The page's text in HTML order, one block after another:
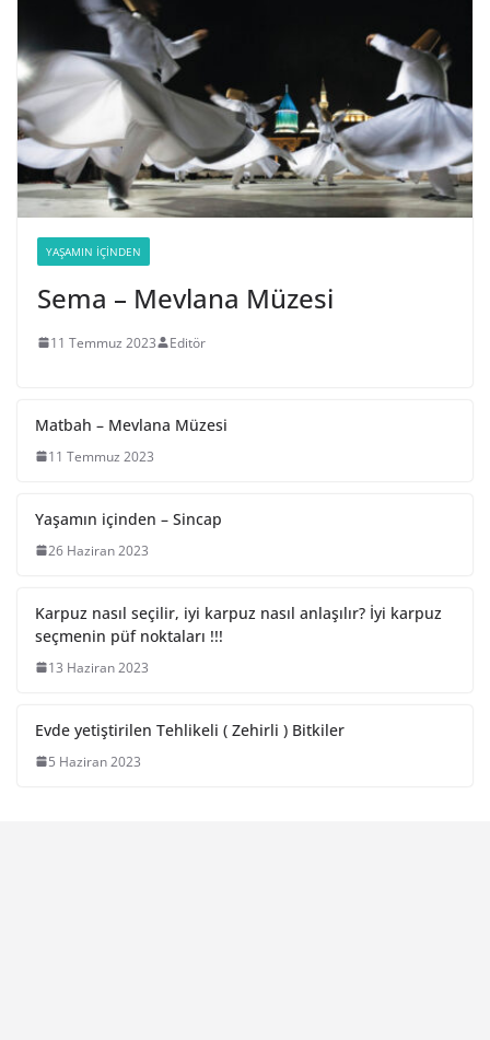
YAŞAMIN İÇINDEN
Sema – Mevlana Müzesi
11 Temmuz 2023 Editör
Matbah – Mevlana Müzesi
11 Temmuz 2023
Yaşamın içinden – Sincap
26 Haziran 2023
Karpuz nasıl seçilir, iyi karpuz nasıl anlaşılır? İyi karpuz
seçmenin püf noktaları !!!
13 Haziran 2023
Evde yetiştirilen Tehlikeli ( Zehirli ) Bitkiler
5 Haziran 2023